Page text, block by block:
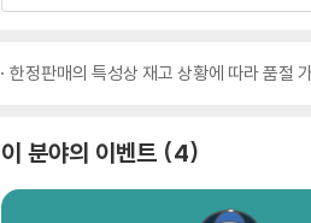
한정판매의 특성상 재고 상황에 따라 품절
이 분야의 이벤트 4